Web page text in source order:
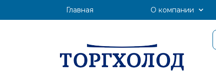
Главная О компании